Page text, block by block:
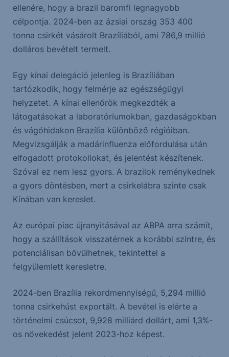
ellenére, hogy a brazil baromfi legnagyobb
célpontja. 2024-ben az ázsiai ország 353 400
tonna csirkét vásárolt Brazíliából, ami 786,9 millió
dolláros bevételt termelt.
Egy kínai delegáció jelenleg is Brazíliában
tartózkodik, hogy felmérje az egészségügyi
helyzetet. A kínai ellenőrök megkezdték a
látogatásokat a laboratóriumokban, gazdaságokban
és vágóhidakon Brazília különböző régióiban.
Megvizsgálják a madárinfluenza előfordulása után
elfogadott protokollokat, és jelentést készítenek.
Szóval ez nem lesz gyors. A brazilok reménykednek
a gyors döntésben, mert a csirkelábra szinte csak
Kínában van kereslet.
Az európai piac újranyitásával az ABPA arra számít,
hogy a szállítások visszatérnek a korábbi szintre, és
potenciálisan bővülhetnek, tekintettel a
felgyülemlett keresletre.
2024-ben Brazília rekordmennyiségű, 5,294 millió
tonna csirkehúst exportált. A bevétel is elérte a
történelmi csúcsot, 9,928 milliárd dollárt, ami 1,3%-
os növekedést jelent 2023-hoz képest.